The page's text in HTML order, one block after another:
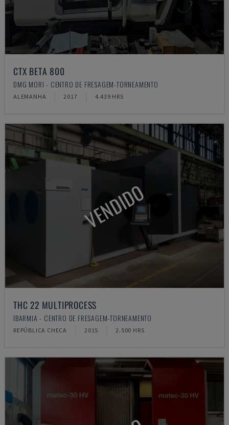
CTX BETA 800
DMG MORI - CENTRO DE FRESAGEM-TORNEAMENTO
ALEMANHA 2017 4.439 HRS
VENDIDO
THC 22 MULTIPROCESS
IBARMIA - CENTRO DE FRESAGEM-TORNEAMENTO
REPÚBLICA CHECA 2015 2.500 HRS